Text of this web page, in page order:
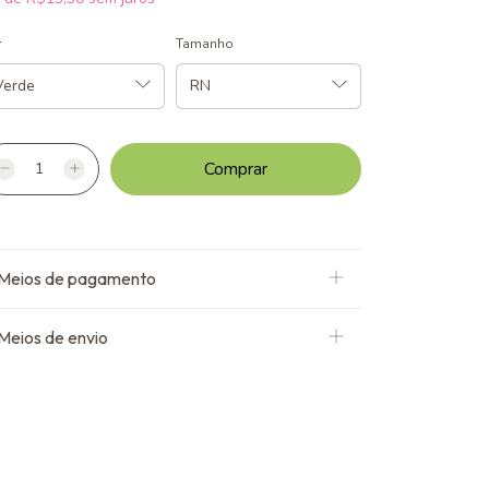
Tamanho
de pagamento
de envio